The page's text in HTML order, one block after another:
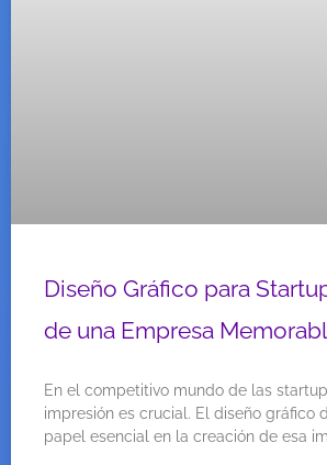
Diseño Gráfico para
de una Empresa
En el competitivo mundo de las
impresión es crucial. El diseño gráfico
papel esencial en la creación de esa